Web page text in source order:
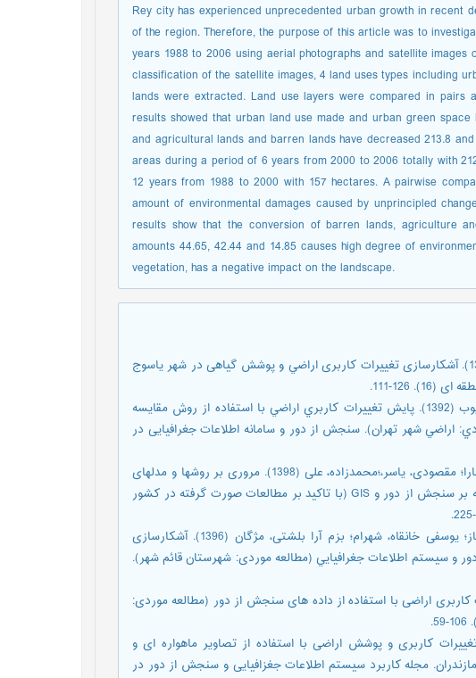
Rey city has experienced unprecedented urban growth in recent
of the region. Therefore, the purpose of this article was to
years 1988 to 2006 using aerial photographs and satellite
classification of the satellite images, 4 land uses types including
lands were extracted. Land use layers were compared in
results showed that urban land use made and urban green
and agricultural lands and barren lands have decreased 213.8
areas during a period of 6 years from 2000 to 2006 totally with
12 years from 1988 to 2000 with 157 hectares. A pairwise
amount of environmental damages caused by unprincipled
results show that the conversion of barren lands, agriculture
amounts 44.65, 42.44 and 14.85 causes high degree of
vegetation, has a negative impact on the landscape.
امیدوار، کمال؛ نارنگی فرد، مهدی؛ عباسی، حجت الله (1394). آشکارسازی تغييرات كاربری اراضي و پوشش گیاهی در شهر یاسوج
126-111.
حیدریان، پیمان؛ رنگزن، کاظم؛ ملكي، سعید؛ تقي زاده، ایوب (1392). پايش تغييرات كاربري اراضي با استفاده از روش مقایسه
اراضي شهر تهران). سنجش از دور و سامانه اطلاعات جغرافیایی در
خوش¬لهجه، مهدی؛ برنجگر، بابک؛ مقیمی؛ بهشتی فر، سارا؛ مقصودی، یاسر،؛محمدزاده، علی (1398). مروری بر روشها و مدلهای
مورد استفاده در شناسایی تغییرات کاربری اراضی با تکیه بر سنجش از دور و GIS (با تاکید بر مطالعات صورت گرفته در کشور
سبزقبایی، غلامرضا؛ جعفرزاده، کاوه؛ دشتی، سیده سولماز؛ یوسفی خانقاه، شهرام؛ بزم آرا بلشتی، مژگان (1396). آشکارسازی
و سيستم اطلاعات جغرافيايي (مطالعه موردی: شهرستان قائم شهر).
آشکارسازی تغییرات کاربری اراضی با استفاده از داده های سنجش از دور (مطالعه موردی:
موسی (1397). آشکارسازی تغییرات کاربری و پوشش اراضی با استفاده از تصاویر ماهواره ای و
مجله کاربرد سیستم اطلاعات جغزافیایی و سنجش از دور در